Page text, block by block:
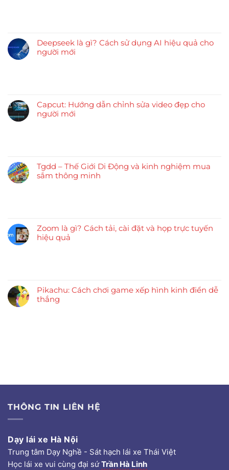
Deepseek là gì? Cách sử dụng AI hiệu quả cho
người mới
Capcut: Hướng dẫn chỉnh sửa video đẹp cho
người mới
Tgdd – Thế Giới Di Động và kinh nghiệm mua
sắm thông minh
Zoom là gì? Cách tải, cài đặt và họp trực tuyến
hiệu quả
Pikachu: Cách chơi game xếp hình kinh điển dễ
thắng
THÔNG TIN LIÊN HỆ
Dạy lái xe Hà Nội
Trung tâm Dạy Nghề - Sát hạch lái xe Thái Việt
Học lái xe vui cùng đại sứTrần Hà Linh